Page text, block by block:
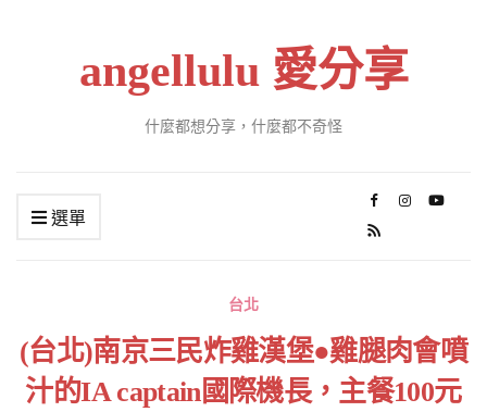
angellulu 愛分享
什麼都想分享，什麼都不奇怪
選單
台北
(台北)南京三民炸雞漢堡●雞腿肉會噴
汁的IA captain國際機長，主餐100元